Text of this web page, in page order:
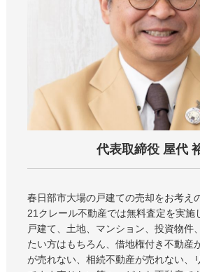
代表取締役 屋代
春日部市大場の戸建ての売却をお考え
21クレール不動産では無料査定を実施
戸建て、土地、マンション、投資物件
たい方はもちろん、借地権付き不動産
が売れない、相続不動産が売れない、